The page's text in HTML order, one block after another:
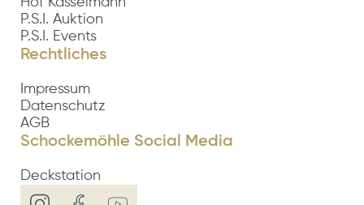
P.S.I. Auktion
P.S.I. Events
Rechtliches
Impressum
Datenschutz
AGB
Schockemöhle Social Media
Deckstation